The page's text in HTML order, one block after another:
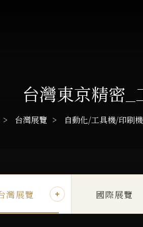
台灣東京精密_
台灣展覽 自動化/工具機/印刷
灣展覽 國際展覽